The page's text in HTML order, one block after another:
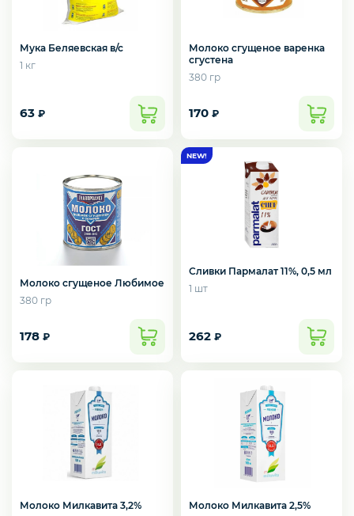
Мука Беляевская в/с
1 кг
63 ₽
Молоко сгущеное варенка
сгустена
380 гр
170 ₽
Молоко сгущеное Любимое
380 гр
178 ₽
Сливки Пармалат 11%, 0,5 мл
1 шт
262 ₽
Молоко Милкавита 3,2%
Молоко Милкавита 2,5%